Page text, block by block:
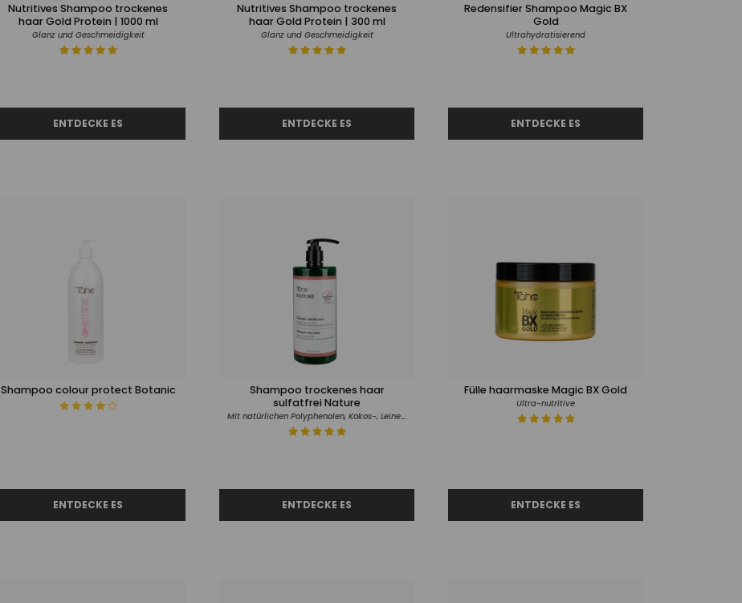
Nutritives Shampoo trockenes
haar Gold Protein | 1000 ml
Glanz und Geschmeidigkeit
Nutritives Shampoo trockenes
haar Gold Protein | 300 ml
Glanz und Geschmeidigkeit
Redensifier Shampoo Magic BX
Gold
Ultrahydratisierend
Shampoo colour protect Botanic
Shampoo trockenes haar
sulfatfrei Nature
Mit natürlichen Polyphenolen, Kokos-, Leinen- und Sojaöl
Fülle haarmaske Magic BX Gold
Ultra-nutritive